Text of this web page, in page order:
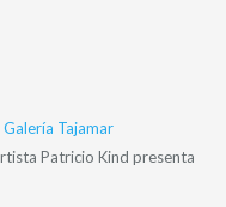
Tajamar
Patricio Kind presenta